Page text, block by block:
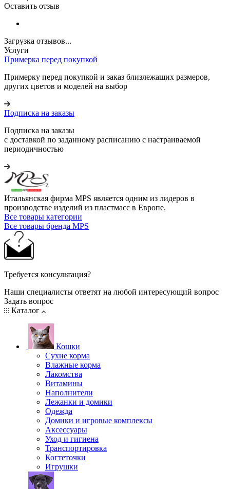
Оставить отзыв
Загрузка отзывов...
Услуги
Примерка перед покупкой
Примерку перед покупкой и заказ близлежащих размеров,
других цветов и моделей на выбор
Подписка на заказы
Подписка на заказы
с доставкой по заданному расписанию с настраиваемой
периодичностью
Итальянская фирма MPS является одним из лидеров в
производстве изделий из пластмасс в Европе.
Все товары категории
Все товары бренда MPS
Требуется консультация?
Наши специалисты ответят на любой интересующий вопрос
Задать вопрос
Каталог
Кошки
Сухие корма
Влажные корма
Лакомства
Витамины
Наполнители
Лежанки и домики
Одежда
Домики и игровые комплексы
Аксессуары
Уход и гигиена
Транспортировка
Когтеточки
Игрушки